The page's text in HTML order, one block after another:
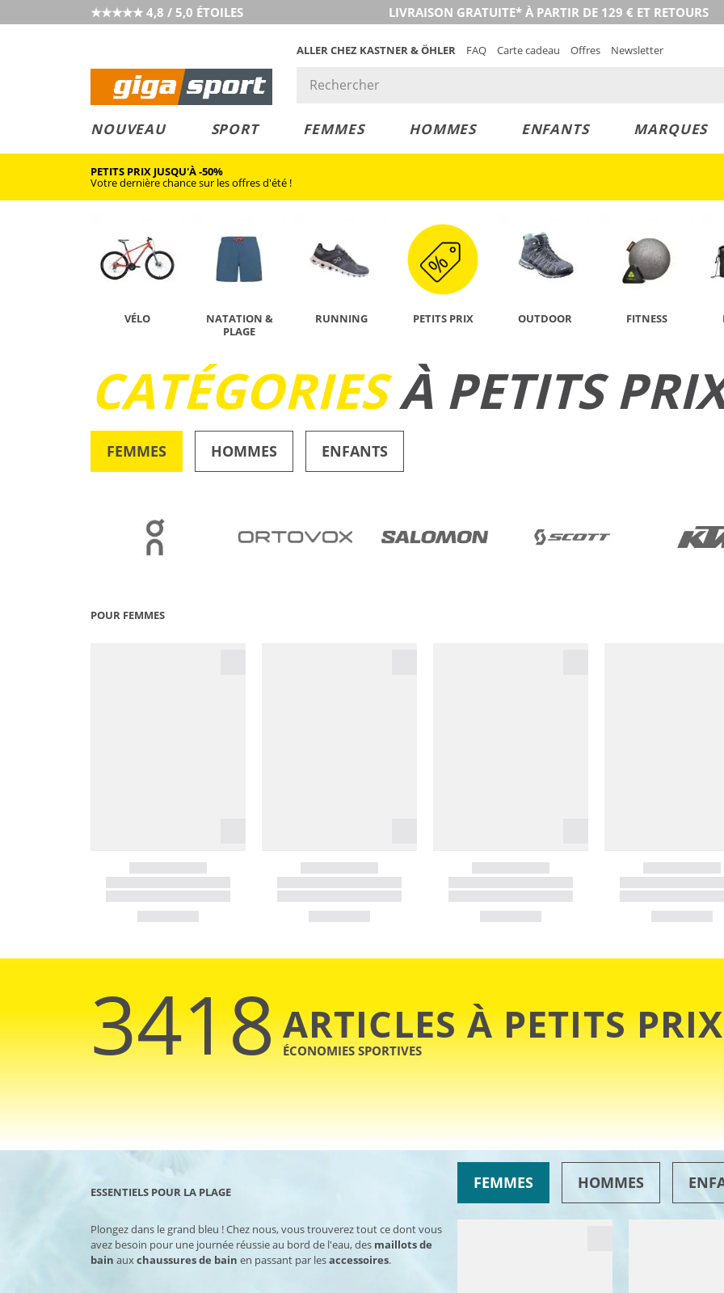
★★★★★ 4,8 / 5,0 ÉTOILES LIVRAISON GRATUITE* À PARTIR DE 129 € ET RETOURS
ALLER CHEZ KASTNER & ÖHLER FAQ Carte cadeau Offres Newsletter
NOUVEAU SPORT FEMMES HOMMES ENFANTS MARQUES
PETITS PRIX JUSQU'À -50%
Votre dernière chance sur les offres d'été !
VÉLO
NATATION &
PLAGE
RUNNING PETITS PRIX OUTDOOR FITNESS
CATÉGORIESÀ PETITS
FEMMES HOMMES ENFANTS
POUR FEMMES
3418ARTICLES À PETITS PRIX
ÉCONOMIES SPORTIVES
ESSENTIELS POUR LA PLAGE
Plongez dans le grand bleu ! Chez nous, vous trouverez tout ce dont vous
avez besoin pour une journée réussie au bord de l'eau, des maillots de
bain auxchaussures de bain en passant par lesaccessoires.
FEMMES HOMMES